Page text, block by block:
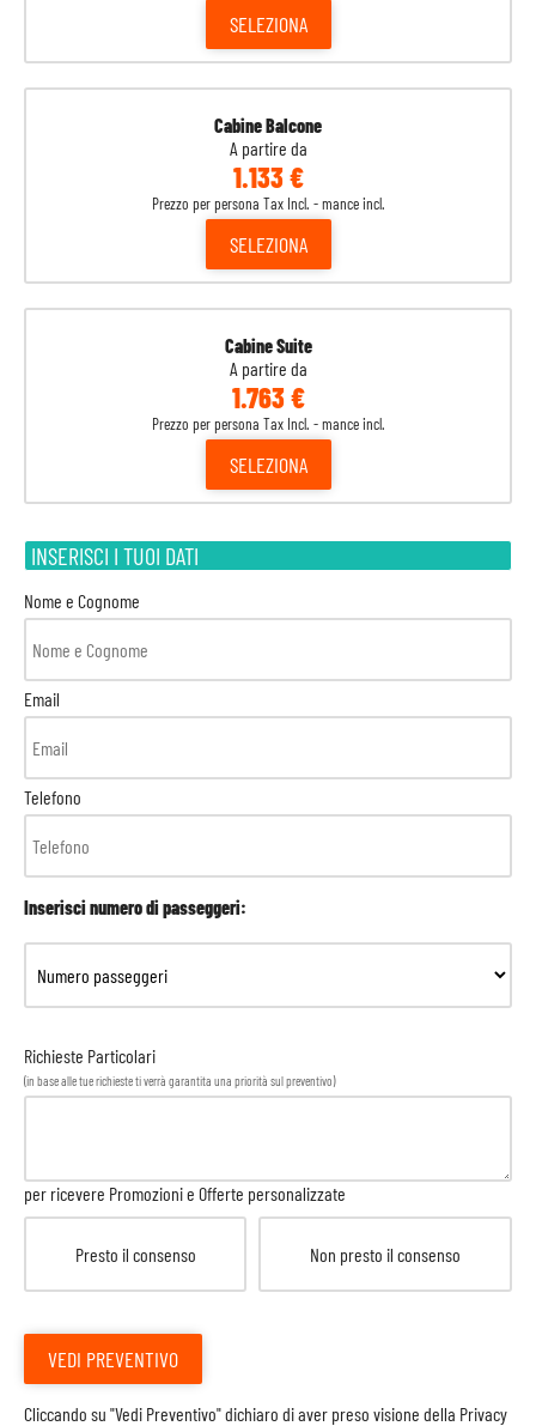
SELEZIONA
Cabine Balcone
A partire da
1.133 €
Prezzo per persona Tax Incl. - mance incl.
SELEZIONA
Cabine Suite
A partire da
1.763 €
Prezzo per persona Tax Incl. - mance incl.
SELEZIONA
INSERISCI I TUOI DATI
Nome e Cognome
Email
Telefono
Inserisci numero di passeggeri:
Richieste Particolari
(in base alle tue richieste ti verrà garantita una priorità sul preventivo)
per ricevere Promozioni e Offerte personalizzate
Presto il consenso Non presto il consenso
VEDI PREVENTIVO
Cliccando su "Vedi Preventivo" dichiaro di aver preso visione della Privacy